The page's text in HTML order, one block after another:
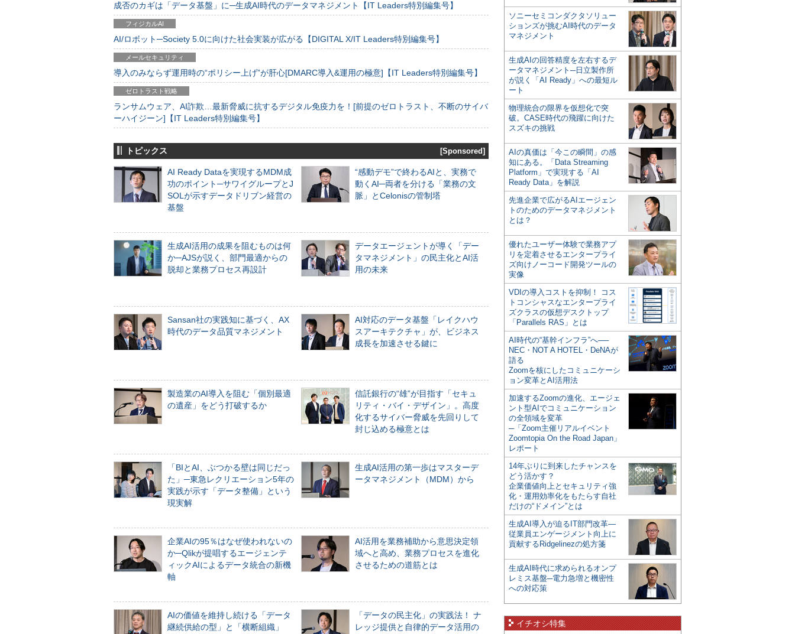
成否のカギは「データ基盤」に─生成AI時代のデータマネジメント【IT Leaders特別編集号】
フィジカルAI
AI/ロボット─Society 5.0に向けた社会実装が広がる【DIGITAL X/IT Leaders特別編集号】
メールセキュリティ
導入のみならず運用時の“ポリシー上げ”が肝心[DMARC導入&運用の極意]【IT Leaders特別編集号】
ゼロトラスト戦略
ランサムウェア、AI詐欺…最新脅威に抗するデジタル免疫力を！[前提のゼロトラスト、不断のサイバ
ーハイジーン]【IT Leaders特別編集号】
トピックス [Sponsored]
AI Ready Dataを実現するMDM成
功のポイント─サワイグループとJ
SOLが示すデータドリブン経営の
基盤
“感動デモ”で終わるAIと、実務で
動くAI─両者を分ける「業務の文
脈」とCelonisの管制塔
生成AI活用の成果を阻むものは何
か─AJSが説く、部門最適からの
脱却と業務プロセス再設計
データエージェントが導く「デー
タマネジメント」の民主化とAI活
用の未来
Sansan社の実践知に基づく、AX
時代のデータ品質マネジメント
AI対応のデータ基盤「レイクハウ
スアーキテクチャ」が、ビジネス
成長を加速させる鍵に
製造業のAI導入を阻む「個別最適
の遺産」をどう打破するか
信託銀行の“雄”が目指す「セキュ
リティ・バイ・デザイン」。高度
化するサイバー脅威を先回りして
封じ込める極意とは
「BIとAI、ぶつかる壁は同じだっ
た」─東急レクリエーション5年の
実践が示す「データ整備」という
現実解
生成AI活用の第一歩はマスターデ
ータマネジメント（MDM）から
企業AIの95％はなぜ使われないの
か─Qlikが提唱するエージェンテ
ィックAIによるデータ統合の新機
軸
AI活用を業務補助から意思決定領
域へと高め、業務プロセスを進化
させるための道筋とは
AIの価値を維持し続ける「データ
継続供給の型」と「横断組織」
「データの民主化」の実践法！ ナ
レッジ提供と自律的データ活用の
ソニーセミコンダクタソリュー
ションズが挑むAI時代のデータ
マネジメント
生成AIの回答精度を左右するデ
ータマネジメント─日立製作所
が説く「AI Ready」への最短ル
ート
物理統合の限界を仮想化で突
破。CASE時代の飛躍に向けた
スズキの挑戦
AIの真価は「今この瞬間」の感
知にある。「Data Streaming
Platform」で実現する「AI
Ready Data」を解説
先進企業で広がるAIエージェン
トのためのデータマネジメント
とは？
優れたユーザー体験で業務アプ
リを定着させるエンタープライ
ズ向けノーコード開発ツールの
実像
VDIの導入コストを抑制！ コス
トコンシャスなエンタープライ
ズクラスの仮想デスクトップ
「Parallels RAS」とは
AI時代の“基幹インフラ”へ──
NEC・NOT A HOTEL・DeNAが
語る
Zoomを核にしたコミュニケーシ
ョン変革とAI活用法
加速するZoomの進化、エージェ
ント型AIでコミュニケーション
の全領域を変革
─「Zoom主催リアルイベント
Zoomtopia On the Road Japan」
レポート
14年ぶりに到来したチャンスを
どう活かす？
企業価値向上とセキュリティ強
化・運用効率化をもたらす自社
だけの“ドメイン”とは
生成AI導入が迫るIT部門改革―
従業員エンゲージメント向上に
貢献するRidgelinezの処方箋
生成AI時代に求められるオンプ
レミス基盤─電力急増と機密性
への対応策
イチオシ特集